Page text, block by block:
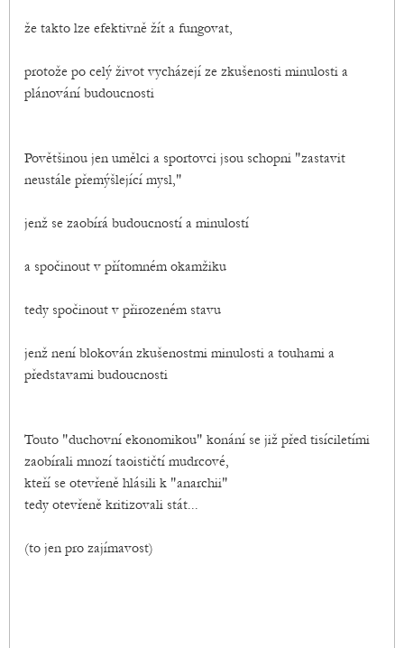
že takto lze efektivně žít a fungovat,
protože po celý život vycházejí ze zkušenosti minulosti a
plánování budoucnosti
Povětšinou jen umělci a sportovci jsou schopni "zastavit
neustále přemýšlející mysl,"
jenž se zaobírá budoucností a minulostí
a spočinout v přítomném okamžiku
tedy spočinout v přirozeném stavu
jenž není blokován zkušenostmi minulosti a touhami a
představami budoucnosti
Touto "duchovní ekonomikou" konání se již před tisíciletími
zaobírali mnozí taoističtí mudrcové,
kteří se otevřeně hlásili k "anarchii"
tedy otevřeně kritizovali stát...
(to jen pro zajímavost)